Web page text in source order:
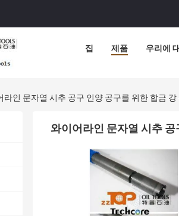
집 제품 우리에
라인 문자열 시추 공구 인양 공구를 위한 합금 강
와이어라인 문자열 시추